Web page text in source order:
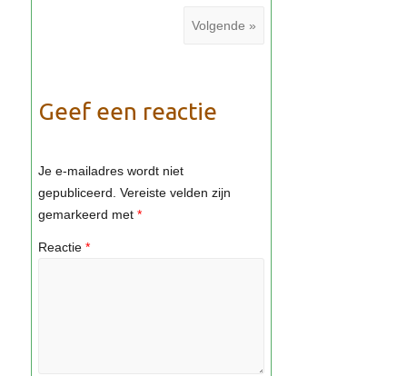
Volgende »
Geef een reactie
Je e-mailadres wordt niet
gepubliceerd. Vereiste velden zijn
gemarkeerd met *
Reactie *